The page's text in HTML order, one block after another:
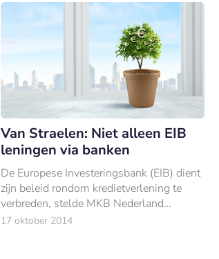
Van Straelen: Niet alleen EIB
leningen via banken
De Europese Investeringsbank (EIB) dient
zijn beleid rondom kredietverlening te
verbreden, stelde MKB Nederland
voorzitter Michaël van Straalen onlangs in
17 oktober 2014